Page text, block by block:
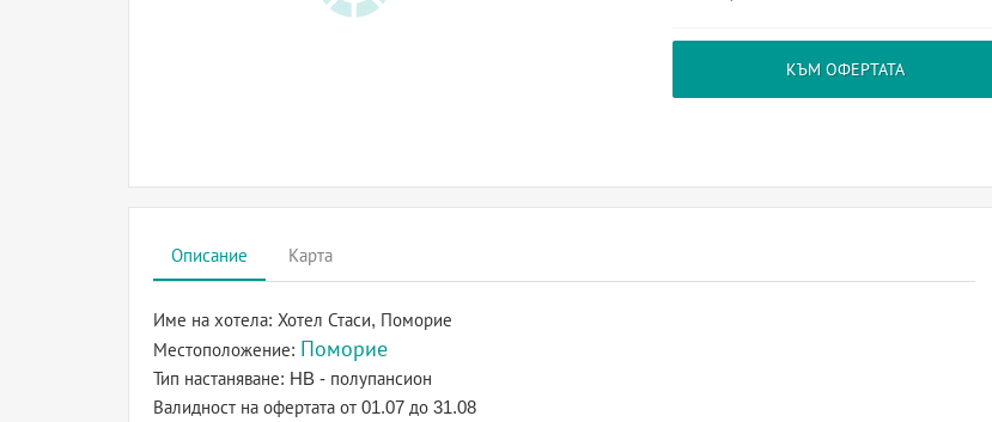
КЪМ ОФЕРТАТА
Описание Карта
Име на хотела: Хотел Стаси, Поморие
Местоположение: Поморие
Тип настаняване: HB - полупансион
Валидност на офертата от 01.07 до 31.08